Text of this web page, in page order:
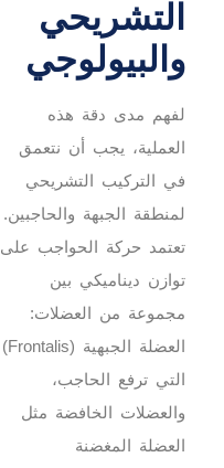
التشريحي
والبيولوجي
لفهم مدى دقة هذه
العملية، يجب أن نتعمق
في التركيب التشريحي
لمنطقة الجبهة والحاجبين.
تعتمد حركة الحواجب على
توازن ديناميكي بين
مجموعة من العضلات:
العضلة الجبهية (Frontalis)
التي ترفع الحاجب،
والعضلات الخافضة مثل
العضلة المغضنة